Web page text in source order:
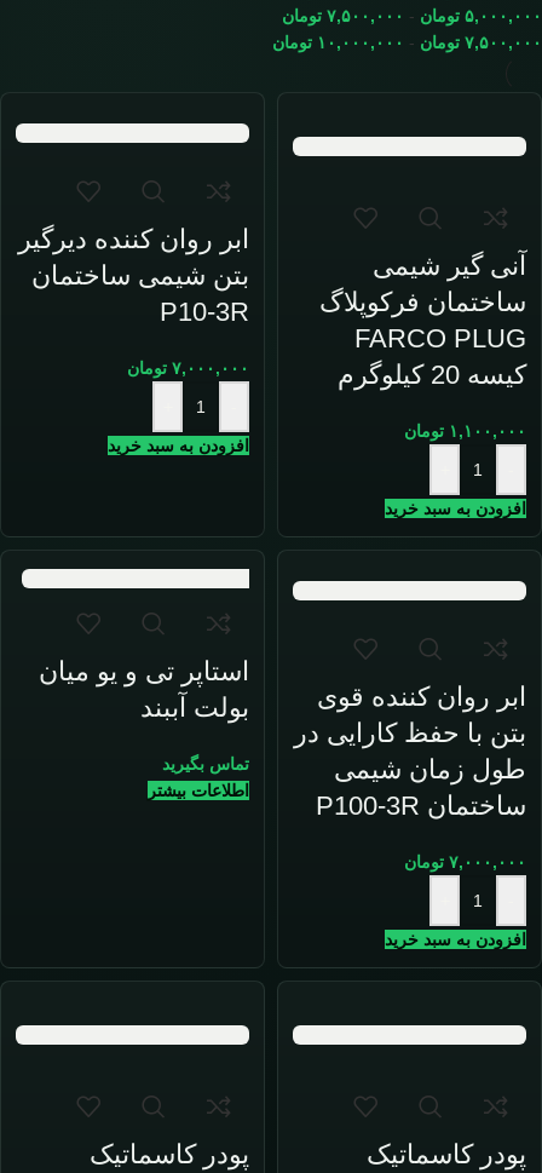
۵,۰۰۰,۰۰۰ تومان - ۷,۵۰۰,۰۰۰ تومان
۷,۵۰۰,۰۰۰ تومان - ۱۰,۰۰۰,۰۰۰ تومان
آنی گیر شیمی
ساختمان فرکوپلاگ
FARCO PLUG
کیسه 20 کیلوگرم
۱,۱۰۰,۰۰۰ تومان
افزودن به سبد خرید
ابر روان کننده دیرگیر
بتن شیمی ساختمان
P10-3R
۷,۰۰۰,۰۰۰ تومان
افزودن به سبد خرید
ابر روان کننده قوی
بتن با حفظ کارایی در
طول زمان شیمی
ساختمان P100-3R
۷,۰۰۰,۰۰۰ تومان
افزودن به سبد خرید
استاپر تی و یو میان
بولت آببند
تماس بگیرید
اطلاعات بیشتر
پودر کاسماتیک
پودر کاسماتیک